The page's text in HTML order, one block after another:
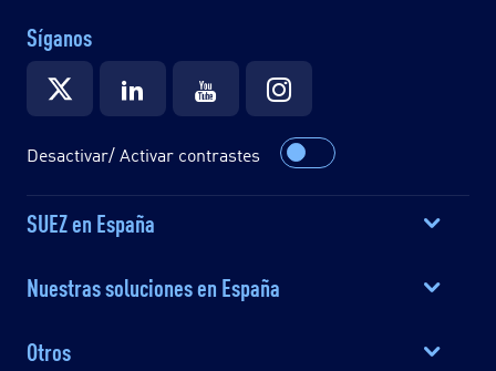
Síganos
Desactivar/ Activar contrastes
SUEZ en España
Nuestras soluciones en España
Otros